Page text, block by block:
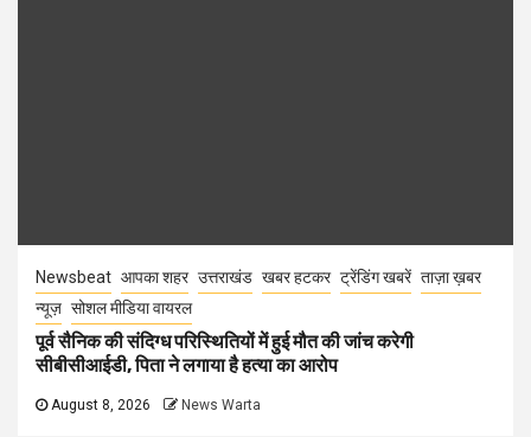
Newsbeat आपका शहर उत्तराखंड खबर हटकर ट्रेंडिंग खबरें ताज़ा ख़बर
न्यूज़ सोशल मीडिया वायरल
पूर्व सैनिक की संदिग्ध परिस्थितियों में हुई मौत की जांच करेगी
सीबीसीआईडी, पिता ने लगाया है हत्या का आरोप
August 8, 2026 News Warta